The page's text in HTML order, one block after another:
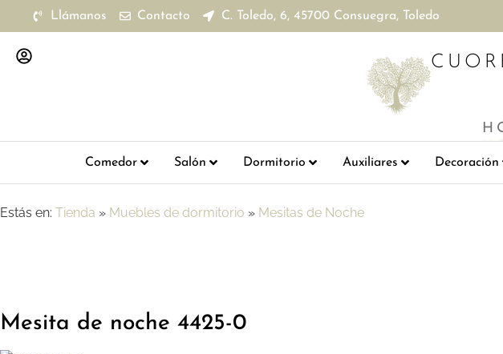
Llámanos Contacto C. Toledo, 6, 45700 Consuegra, Toledo
Comedor Salón Dormitorio Auxiliares Decoración
Estás en: Tienda » Muebles de dormitorio » Mesitas de Noche
Mesita de noche 4425-0